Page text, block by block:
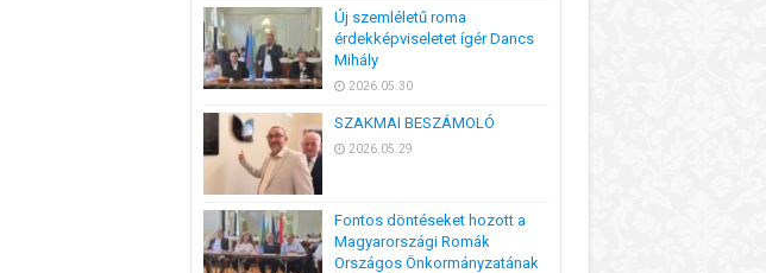
Új szemléletű roma
érdekképviseletet ígér Dancs
Mihály
2026.05.30
SZAKMAI BESZÁMOLÓ
2026.05.29
Fontos döntéseket hozott a
Magyarországi Romák
Országos Önkormányzatának